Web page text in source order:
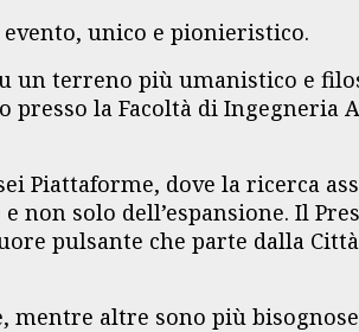
evento, unico e pionieristico.
terreno più umanistico e
la Facoltà di Ingegneria
Piattaforme, dove la ricerca
solo dell’espansione. Il
pulsante che parte dalla
altre sono più